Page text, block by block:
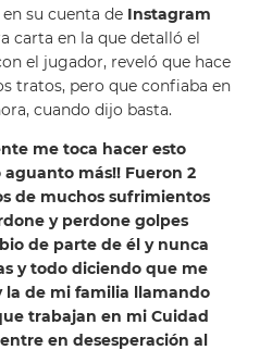
su cuenta de Instagram
carta en la que detalló el
el jugador, reveló que hace
tratos, pero que confiaba en
cuando dijo basta.
me toca hacer esto
más!! Fueron 2
de muchos sufrimientos
y perdone golpes
de parte de él y nunca
y todo diciendo que me
la de mi familia llamando
trabajan en mi Cuidad
en desesperación al